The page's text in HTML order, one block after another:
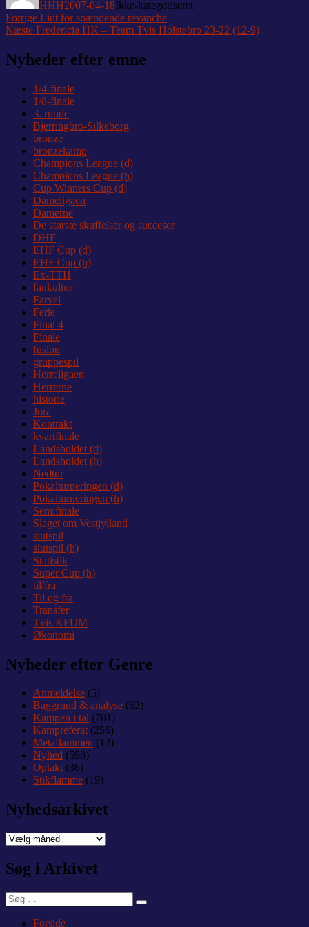
HHH2007-04-18Ikke-kategoriseret
Indlægsnavigation
Forrige Forrige
indlæg:
Lidt for spændende revanche
Næste Næste
Fredericia HK – Team Tvis Holstebro 23-22 (12-9)
Nyheder efter emne
1/4-finale
1/8-finale
3. runde
Bjerringbro-Silkeborg
bronze
bronzekamp
Champions League (d)
Champions League (h)
Cup Winners Cup (d)
Dameligaen
Damerne
De største skuffelser og succeser
DHF
EHF Cup (d)
EHF Cup (h)
Ex-TTH
fankultur
Farvel
Ferie
Final 4
Finale
fusion
gruppespil
Herreligaen
Herrerne
historie
Jura
Kontrakt
kvartfinale
Landsholdet (d)
Landsholdet (h)
Nedtur
Pokalturneringen (d)
Pokalturneringen (h)
Semifinale
Slaget om Vestjylland
slutspil
slutspil (h)
Statistik
Super Cup (h)
til/fra
Til og fra
Transfer
Tvis KFUM
Økonomi
Nyheder efter Genre
Anmeldelse (5)
Baggrund & analyse (62)
Kampen i tal (701)
Kampreferat(256)
Metaflammen (12)
Nyhed (598)
Optakt(36)
Stikflamme (19)
Nyhedsarkivet
Nyhedsarkivet
Søg i Arkivet
Søg
efter:
Søg
Forside